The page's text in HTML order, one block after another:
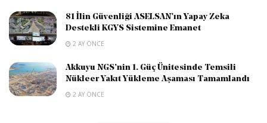
81 İlin Güvenliği ASELSAN’ın Yapay Zeka
Destekli KGYS Sistemine Emanet
2 AY ÖNCE
Akkuyu NGS’nin 1. Güç Ünitesinde Temsili
Nükleer Yakıt Yükleme Aşaması Tamamlandı
2 AY ÖNCE